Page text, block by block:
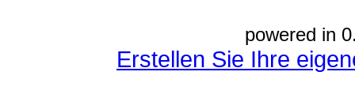
powered in
Erstellen Sie Ihre